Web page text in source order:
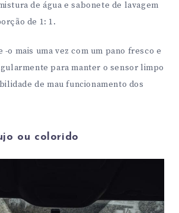
de água e sabonete de lavagem
de 1: 1.
-o mais uma vez com um pano fresco e
para manter o sensor limpo
de mau funcionamento dos
ou colorido